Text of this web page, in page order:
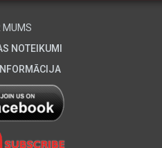
MUMS
NOTEIKUMI